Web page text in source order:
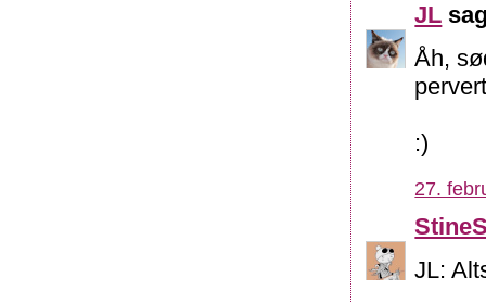
JL
Åh,
:)
27.
JL: